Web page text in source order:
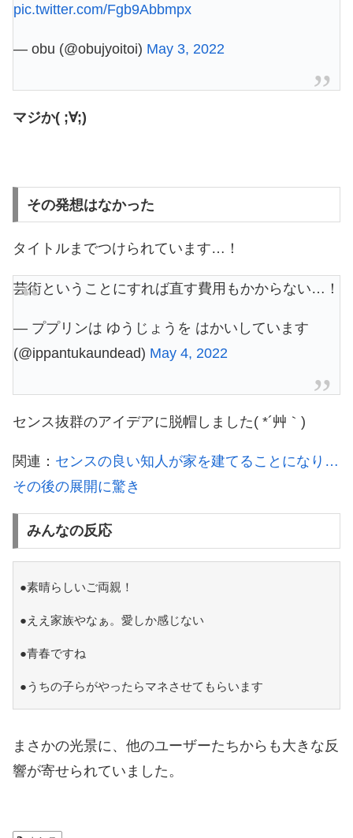
pic.twitter.com/Fgb9Abbmpx
— obu (@obujyoitoi) May 3, 2022
マジか( ;∀;)
その発想はなかった
タイトルまでつけられています…！
芸術ということにすれば直す費用もかからない…！
— ププリンは ゆうじょうを はかいしています
(@ippantukaundead) May 4, 2022
センス抜群のアイデアに脱帽しました( *´艸｀)
関連： センスの良い知人が家を建てることになり…
その後の展開に驚き
みんなの反応
●素晴らしいご両親！
●ええ家族やなぁ。愛しか感じない
●青春ですね
●うちの子らがやったらマネさせてもらいます
まさかの光景に、他のユーザーたちからも大きな反
響が寄せられていました。